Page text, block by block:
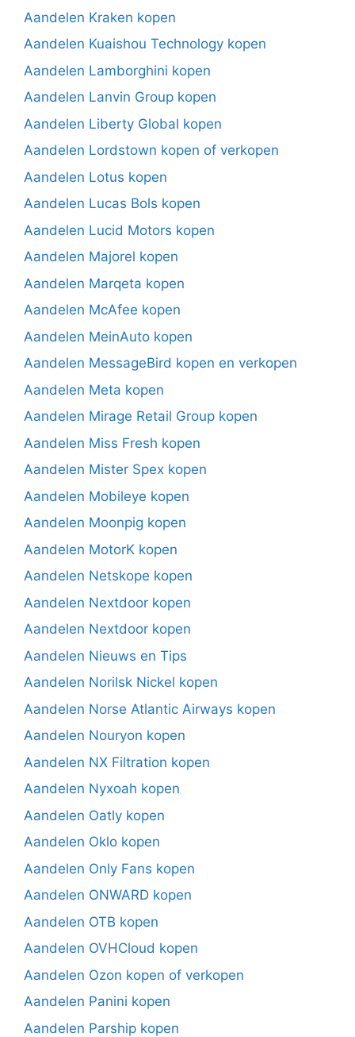
Aandelen Kraken kopen
Aandelen Kuaishou Technology kopen
Aandelen Lamborghini kopen
Aandelen Lanvin Group kopen
Aandelen Liberty Global kopen
Aandelen Lordstown kopen of verkopen
Aandelen Lotus kopen
Aandelen Lucas Bols kopen
Aandelen Lucid Motors kopen
Aandelen Majorel kopen
Aandelen Marqeta kopen
Aandelen McAfee kopen
Aandelen MeinAuto kopen
Aandelen MessageBird kopen en verkopen
Aandelen Meta kopen
Aandelen Mirage Retail Group kopen
Aandelen Miss Fresh kopen
Aandelen Mister Spex kopen
Aandelen Mobileye kopen
Aandelen Moonpig kopen
Aandelen MotorK kopen
Aandelen Netskope kopen
Aandelen Nextdoor kopen
Aandelen Nextdoor kopen
Aandelen Nieuws en Tips
Aandelen Norilsk Nickel kopen
Aandelen Norse Atlantic Airways kopen
Aandelen Nouryon kopen
Aandelen NX Filtration kopen
Aandelen Nyxoah kopen
Aandelen Oatly kopen
Aandelen Oklo kopen
Aandelen Only Fans kopen
Aandelen ONWARD kopen
Aandelen OTB kopen
Aandelen OVHCloud kopen
Aandelen Ozon kopen of verkopen
Aandelen Panini kopen
Aandelen Parship kopen